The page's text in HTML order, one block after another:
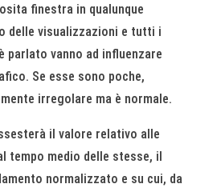
finestra in qualunque
delle visualizzazioni e tutti i
parlato vanno ad influenzare
Se esse sono poche,
irregolare ma è normale.
il valore relativo alle
tempo medio delle stesse, il
normalizzato e su cui, da